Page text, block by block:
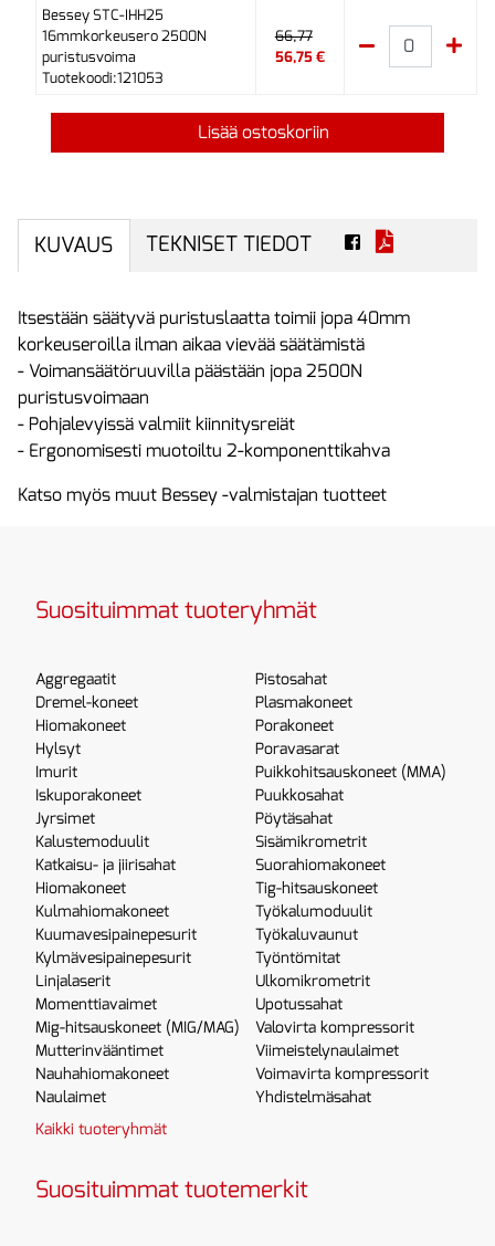
Bessey STC-IHH25
16mmkorkeusero 2500N
puristusvoima
Tuotekoodi:121053
66,77
56,75 €
Lisää ostoskoriin
KUVAUS TEKNISET TIEDOT
Itsestään säätyvä puristuslaatta toimii jopa 40mm
korkeuseroilla ilman aikaa vievää säätämistä
- Voimansäätöruuvilla päästään jopa 2500N
puristusvoimaan
- Pohjalevyissä valmiit kiinnitysreiät
- Ergonomisesti muotoiltu 2-komponenttikahva
Katso myös muut Bessey -valmistajan tuotteet
Suosituimmat tuoteryhmät
Aggregaatit
Dremel-koneet
Hiomakoneet
Hylsyt
Imurit
Iskuporakoneet
Jyrsimet
Kalustemoduulit
Katkaisu- ja jiirisahat
Hiomakoneet
Kulmahiomakoneet
Kuumavesipainepesurit
Kylmävesipainepesurit
Linjalaserit
Momenttiavaimet
Mig-hitsauskoneet (MIG/MAG)
Mutterinvääntimet
Nauhahiomakoneet
Naulaimet
Pistosahat
Plasmakoneet
Porakoneet
Poravasarat
Puikkohitsauskoneet (MMA)
Puukkosahat
Pöytäsahat
Sisämikrometrit
Suorahiomakoneet
Tig-hitsauskoneet
Työkalumoduulit
Työkaluvaunut
Työntömitat
Ulkomikrometrit
Upotussahat
Valovirta kompressorit
Viimeistelynaulaimet
Voimavirta kompressorit
Yhdistelmäsahat
Kaikki tuoteryhmät
Suosituimmat tuotemerkit